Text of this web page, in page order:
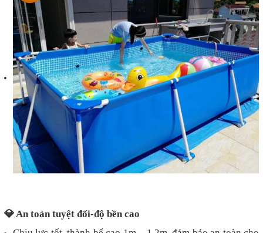
💎An toàn tuyệt đối-độ bền cao